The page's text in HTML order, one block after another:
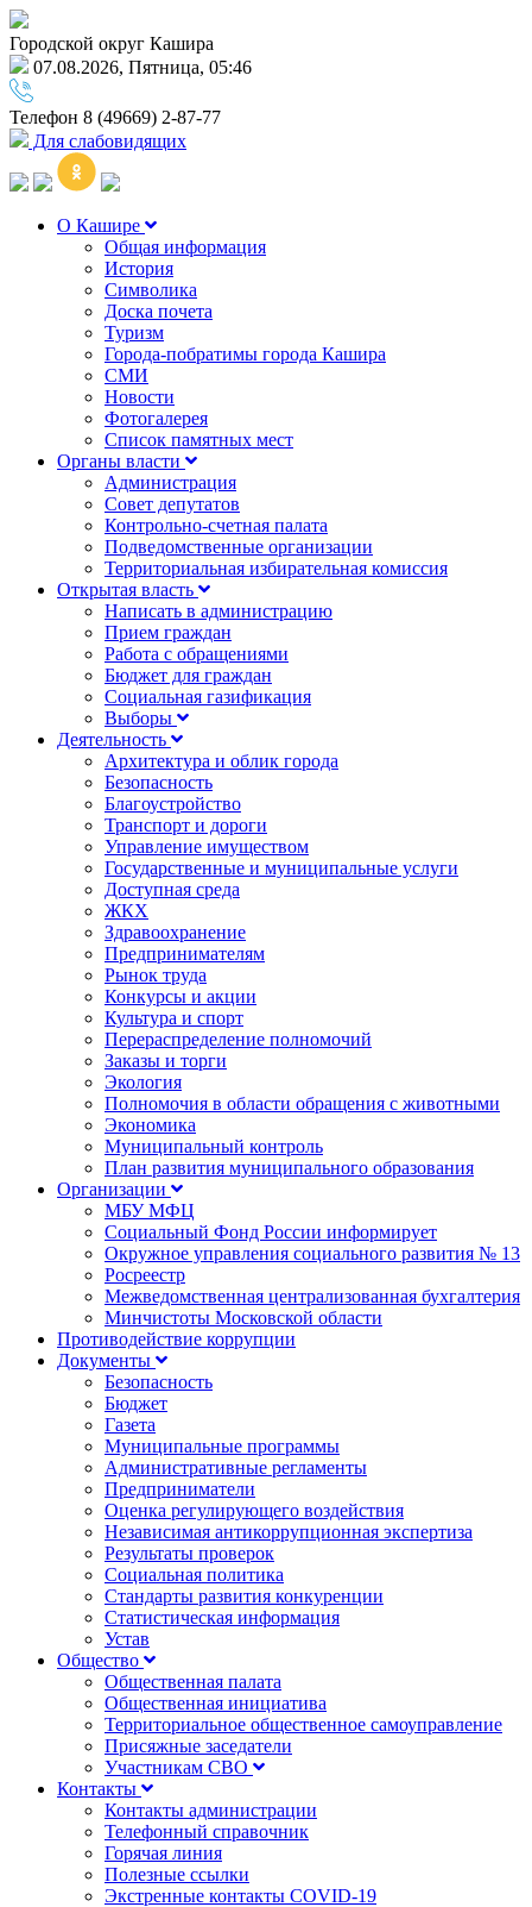
Городской округ Кашира
07.08.2026, Пятница, 05:46
Телефон 8 (49669) 2-87-77
Для слабовидящих
О Кашире
Общая информация
История
Символика
Доска почета
Туризм
Города-побратимы города Кашира
СМИ
Новости
Фотогалерея
Список памятных мест
Органы власти
Администрация
Совет депутатов
Контрольно-счетная палата
Подведомственные организации
Территориальная избирательная комиссия
Открытая власть
Написать в администрацию
Прием граждан
Работа с обращениями
Бюджет для граждан
Социальная газификация
Выборы
Деятельность
Архитектура и облик города
Безопасность
Благоустройство
Транспорт и дороги
Управление имуществом
Государственные и муниципальные услуги
Доступная среда
ЖКХ
Здравоохранение
Предпринимателям
Рынок труда
Конкурсы и акции
Культура и спорт
Перераспределение полномочий
Заказы и торги
Экология
Полномочия в области обращения с животными
Экономика
Муниципальный контроль
План развития муниципального образования
Организации
МБУ МФЦ
Социальный Фонд России информирует
Окружное управления социального развития № 13
Росреестр
Межведомственная централизованная бухгалтерия
Минчистоты Московской области
Противодействие коррупции
Документы
Безопасность
Бюджет
Газета
Муниципальные программы
Административные регламенты
Предприниматели
Оценка регулирующего воздействия
Независимая антикоррупционная экспертиза
Результаты проверок
Социальная политика
Стандарты развития конкуренции
Статистическая информация
Устав
Общество
Общественная палата
Общественная инициатива
Территориальное общественное самоуправление
Присяжные заседатели
Участникам СВО
Контакты
Контакты администрации
Телефонный справочник
Горячая линия
Полезные ссылки
Экстренные контакты COVID-19